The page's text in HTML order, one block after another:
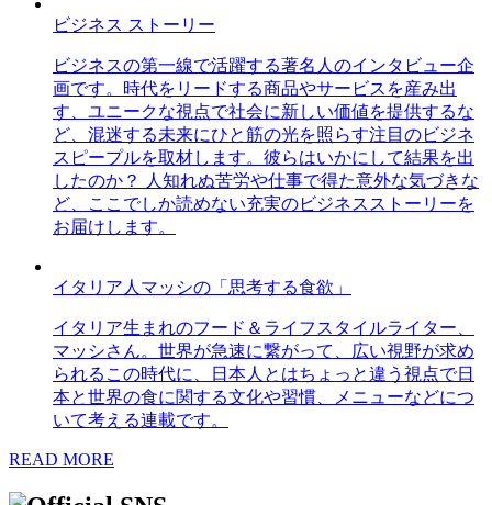
ビジネス ストーリー
ビジネスの第一線で活躍する著名人のインタビュー企
画です。時代をリードする商品やサービスを産み出
す、ユニークな視点で社会に新しい価値を提供するな
ど、混迷する未来にひと筋の光を照らす注目のビジネ
スピープルを取材します。彼らはいかにして結果を出
したのか？ 人知れぬ苦労や仕事で得た意外な気づきな
ど、ここでしか読めない充実のビジネスストーリーを
お届けします。
イタリア人マッシの「思考する食欲」
イタリア生まれのフード＆ライフスタイルライター、
マッシさん。世界が急速に繋がって、広い視野が求め
られるこの時代に、日本人とはちょっと違う視点で日
本と世界の食に関する文化や習慣、メニューなどにつ
いて考える連載です。
READ MORE